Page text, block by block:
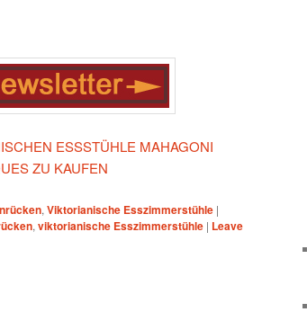
ESSSTÜHLE MAHAGONI
ZU KAUFEN
, Viktorianische Esszimmerstühle |
, viktorianische Esszimmerstühle | Leave